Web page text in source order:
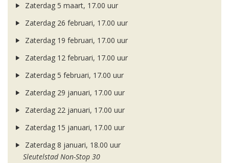
Zaterdag 5 maart, 17.00 uur
Zaterdag 26 februari, 17.00 uur
Zaterdag 19 februari, 17.00 uur
Zaterdag 12 februari, 17.00 uur
Zaterdag 5 februari, 17.00 uur
Zaterdag 29 januari, 17.00 uur
Zaterdag 22 januari, 17.00 uur
Zaterdag 15 januari, 17.00 uur
Zaterdag 8 januari, 18.00 uur
Sleutelstad Non-Stop 30